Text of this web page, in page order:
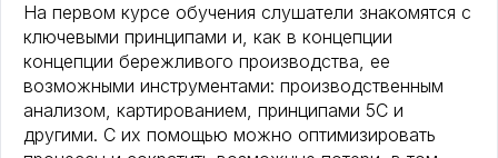
На первом курсе обучения слушатели знакомятся с
ключевыми принципами и, как в концепции
концепции бережливого производства, ее
возможными инструментами: производственным
анализом, картированием, принципами 5С и
другими. С их помощью можно оптимизировать